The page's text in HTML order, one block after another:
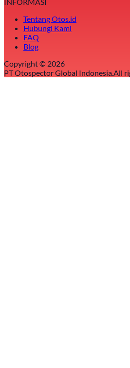
INFORMASI
Tentang Otos.id
Hubungi Kami
FAQ
Blog
Copyright © 2026
PT Otospector Global Indonesia.All